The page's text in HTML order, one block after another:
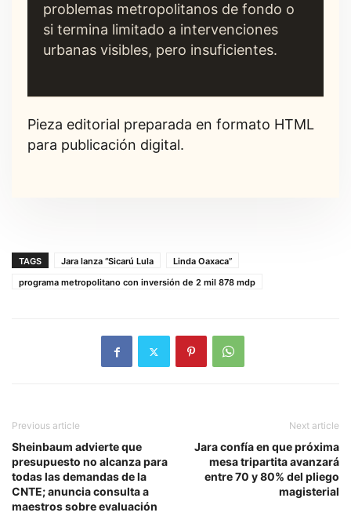
problemas metropolitanos de fondo o
si termina limitado a intervenciones
urbanas visibles, pero insuficientes.
Pieza editorial preparada en formato HTML
para publicación digital.
TAGS Jara lanza “Sicarú Lula
Linda Oaxaca”
programa metropolitano con inversión de 2 mil 878 mdp
Previous article
Sheinbaum advierte que
presupuesto no alcanza para
todas las demandas de la
CNTE; anuncia consulta a
maestros sobre evaluación
Next article
Jara confía en que próxima
mesa tripartita avanzará
entre 70 y 80% del pliego
magisterial